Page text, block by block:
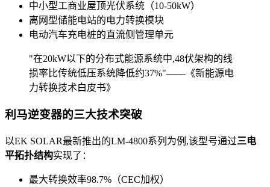
中小型工商业屋顶光伏系统（10-50kW）
离网型储能电站的电力转换模块
电动汽车充电桩的直流侧管理单元
"在20kW以下的分布式能源系统中,48伏架构的线
损率比传统低压系统降低约37%"——《新能源电
力转换技术白皮书》
利马逆变器的三大技术突破
以EK SOLAR最新推出的LM-4800系列为例,该型号通过三电
平拓扑结构实现了：
最大转换效率98.7%（CEC加权）